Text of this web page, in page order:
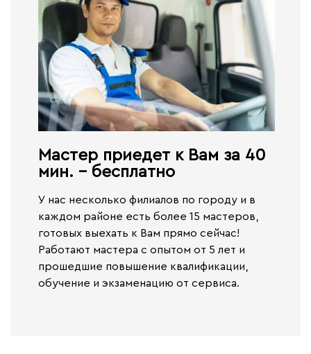
Мастер приедет к Вам за 40
мин. - бесплатно​
У нас несколько филиалов по городу и в
каждом районе есть более 15 мастеров,
готовых выехать к Вам прямо сейчас!
Работают мастера с опытом от 5 лет и
прошедшие повышение квалификации,
обучение и экзаменацию от сервиса.